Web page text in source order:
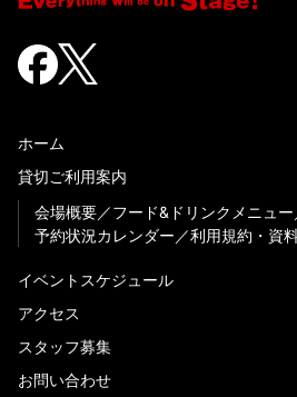
ホーム
貸切ご利用案内
会場概要
フード&ドリンクメニュー
予約状況カレンダー
利用規約・資
イベントスケジュール
アクセス
スタッフ募集
お問い合わせ